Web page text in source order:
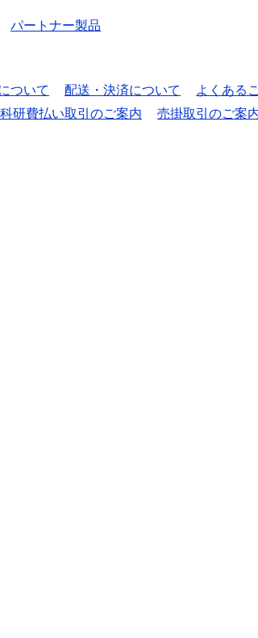
パートナー製品
ついて 配送・決済について
よくある
研費払い取引のご案内 売掛取引のご案